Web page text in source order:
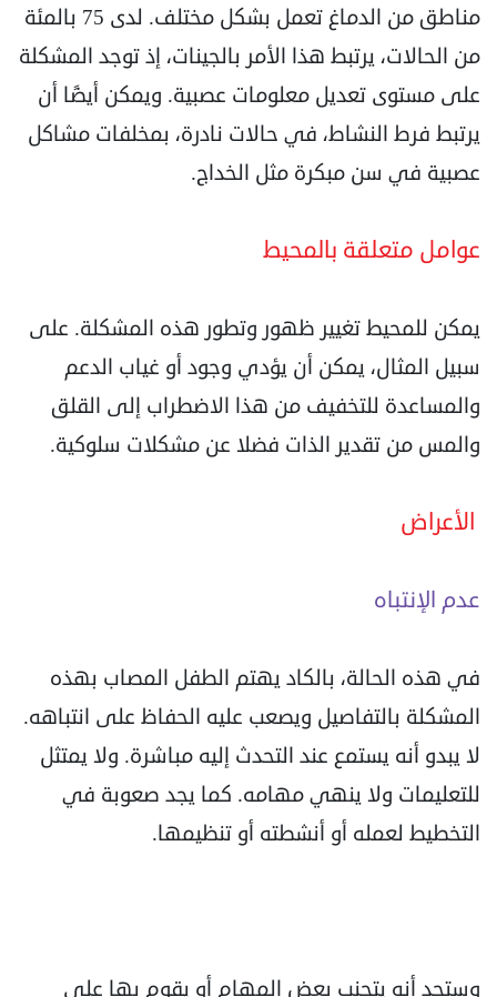
مناطق من الدماغ تعمل بشكل مختلف. لدى 75 بالمئة
من الحالات، يرتبط هذا الأمر بالجينات، إذ توجد المشكلة
على مستوى تعديل معلومات عصبية. ويمكن أيضًا أن
يرتبط فرط النشاط، في حالات نادرة، بمخلفات مشاكل
عصبية في سن مبكرة مثل الخداج.
عوامل متعلقة بالمحيط
يمكن للمحيط تغيير ظهور وتطور هذه المشكلة. على
سبيل المثال، يمكن أن يؤدي وجود أو غياب الدعم
والمساعدة للتخفيف من هذا الاضطراب إلى القلق
والمس من تقدير الذات فضلا عن مشكلات سلوكية.
الأعراض
عدم الإنتباه
في هذه الحالة، بالكاد يهتم الطفل المصاب بهذه
المشكلة بالتفاصيل ويصعب عليه الحفاظ على انتباهه.
لا يبدو أنه يستمع عند التحدث إليه مباشرة. ولا يمتثل
للتعليمات ولا ينهي مهامه. كما يجد صعوبة في
التخطيط لعمله أو أنشطته أو تنظيمها.
وستجد أنه يتجنب بعض المهام أو يقوم بها على